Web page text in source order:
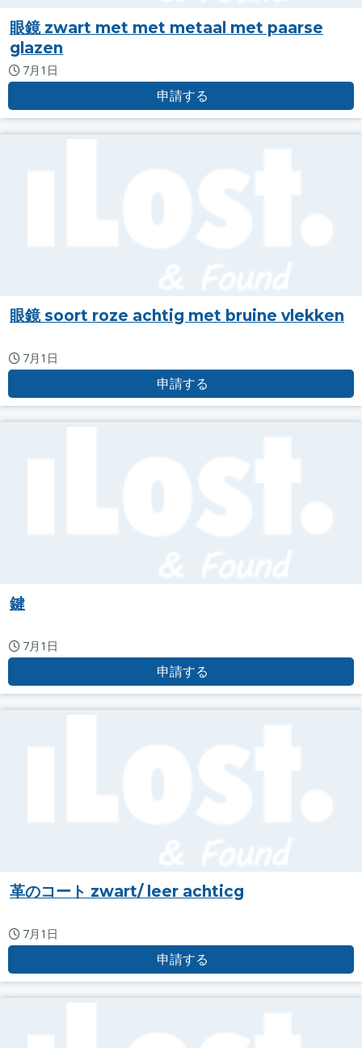
眼鏡 zwart met met metaal met paarse
glazen
7月1日
申請する
眼鏡 soort roze achtig met bruine vlekken
7月1日
申請する
鍵
7月1日
申請する
革のコート zwart/ leer achticg
7月1日
申請する